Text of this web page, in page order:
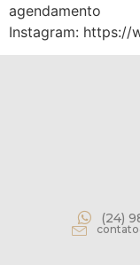
agendamento
Instagram: https://
(24)